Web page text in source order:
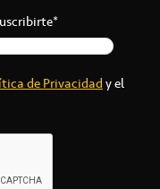
de Privacidady el